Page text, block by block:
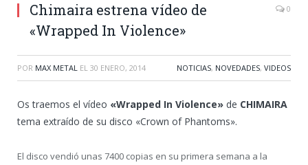
Chimaira estrena vídeo de
«Wrapped In Violence»
0
POR MAX METAL EL 30 ENERO, 2014 NOTICIAS, NOVEDADES, VIDEOS
Os traemos el vídeo «Wrapped In Violence» de CHIMAIRA
tema extraído de su disco «Crown of Phantoms».
El disco vendió unas 7400 copias en su primera semana a la